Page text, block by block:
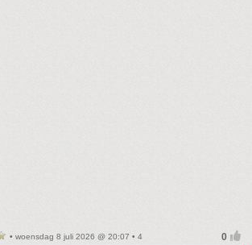
• woensdag 8 juli 2026 @ 20:07 • 4